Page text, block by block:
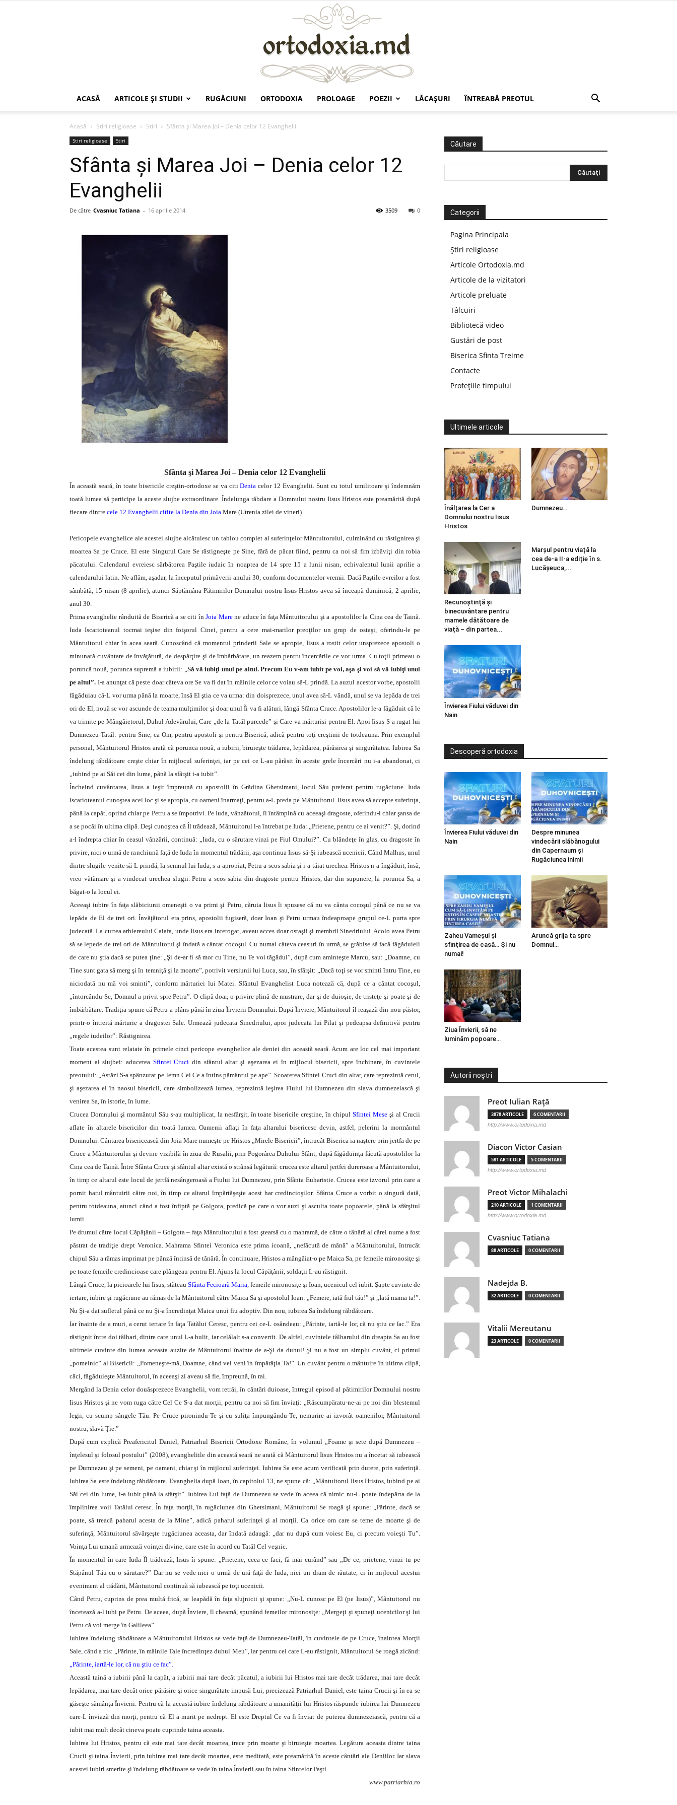
ACASĂ ARTICOLE ŞI STUDII RUGĂCIUNI ORTODOXIA PROLOAGE POEZII LĂCAŞURI ÎNTREABĂ PREOTUL
Acasă Stiri religioase Stiri Sfânta şi Marea Joi – Denia celor 12 Evanghelii
Stiri religioase Stiri
Sfânta şi Marea Joi – Denia celor 12
Evanghelii
De către Cvasniuc Tatiana - 16 aprilie 2014 0
3509
Sfânta şi Marea Joi – Denia celor 12 Evanghelii
În această seară, în toate bisericile creştin-ortodoxe se va citiDeniacelor 12 Evanghelii. Sunt cu totul umilitoare şi îndemnăm
toată lumea să participe la aceste slujbe extraordinare. Îndelunga răbdare a Domnului nostru Iisus Hristos este preamărită după
fiecare dintre cele 12 Evanghelii citite la Denia din Joia Mare (Utrenia zilei de vineri).
Pericopele evanghelice ale acestei slujbe alcătuiesc un tablou complet al suferinţelor Mântuitorului, culminând cu răstignirea şi
moartea Sa pe Cruce. El este Singurul Care Se răstigneşte pe Sine, fără de păcat fiind, pentru ca noi să fim izbăviţi din robia
păcatului. Calendarul evreiesc sărbătorea Paştile iudaic în noaptea de 14 spre 15 a lunii nisan, echivalentul lunii aprilie a
calendarului latin. Ne aflăm, aşadar, la începutul primăverii anului 30, conform documentelor vremii. Dacă Paştile evreilor a fost
sâmbătă, 15 nisan (8 aprilie), atunci Săptămâna Pătimirilor Domnului nostru Iisus Hristos avea să înceapă duminică, 2 aprilie,
anul 30.
Prima evanghelie rânduită de Biserică a se citi înJoia Marene aduce în faţa Mântuitorului şi a apostolilor la Cina cea de Taină.
Iuda Iscarioteanul tocmai ieşise din foişorul Cinei, pentru a cere mai-marilor preoţilor un grup de ostaşi, oferindu-le pe
Mântuitorul chiar în acea seară. Cunoscând că momentul prinderii Sale se apropie, Iisus a rostit celor unsprezece apostoli o
minunată cuvântare de învăţătură, de despărţire şi de îmbărbătare, un reazem pentru încercările ce vor urma. Cu toţii primeau o
poruncă nouă, porunca supremă a iubirii: „Să vă iubiţi unul pe altul. Precum Eu v-am iubit pe voi, aşa şi voi să vă iubiţi unul
pe altul”. I-a anunţat că peste doar câteva ore Se va fi dat în mâinile celor ce voiau să-L prindă. La auzul acestor vorbe, apostolii
făgăduiau că-L vor urma până la moarte, însă El ştia ce va urma: din doisprezece, unul avea să-L vândă, unul se va lepăda de trei
ori de El, nouă se vor ascunde de teama mulţimilor şi doar unul Îi va fi alături, lângă Sfânta Cruce. Apostolilor le-a făgăduit că le
va trimite pe Mângâietorul, Duhul Adevărului, Care „de la Tatăl purcede” şi Care va mărturisi pentru El. Apoi Iisus S-a rugat lui
Dumnezeu-Tatăl: pentru Sine, ca Om, pentru apostoli şi pentru Biserică, adică pentru toţi creştinii de totdeauna. Prin exemplul
personal, Mântuitorul Hristos arată că porunca nouă, a iubirii, biruieşte trădarea, lepădarea, părăsirea şi singurătatea. Iubirea Sa
îndelung răbdătoare creşte chiar în mijlocul suferinţei, iar pe cei ce L-au părăsit în aceste grele încercări nu i-a abandonat, ci
„iubind pe ai Săi cei din lume, până la sfârşit i-a iubit”.
Încheind cuvântarea, Iisus a ieşit împreună cu apostolii în Grădina Ghetsimani, locul Său preferat pentru rugăciune. Iuda
Iscarioteanul cunoştea acel loc şi se apropia, cu oameni înarmaţi, pentru a-L preda pe Mântuitorul. Iisus avea să accepte suferinţa,
până la capăt, oprind chiar pe Petru a se împotrivi. Pe Iuda, vânzătorul, îl întâmpină cu aceeaşi dragoste, oferindu-i chiar şansa de
a se pocăi în ultima clipă. Deşi cunoştea că Îl trădează, Mântuitorul l-a întrebat pe Iuda: „Prietene, pentru ce ai venit?”. Şi, dorind
a-l îndrepta chiar în ceasul vânzării, continuă: „Iuda, cu o sărutare vinzi pe Fiul Omului?”. Cu blândeţe în glas, cu dragoste în
privire, nici o urmă de ranchiună faţă de Iuda în momentul trădării, aşa continua Iisus să-Şi iubească ucenicii. Când Malhus, unul
dintre slugile venite să-L prindă, la semnul lui Iuda, s-a apropiat, Petru a scos sabia şi i-a tăiat urechea. Hristos n-a îngăduit, însă,
vreo vătămare şi a vindecat urechea slugii. Petru a scos sabia din dragoste pentru Hristos, dar din supunere, la porunca Sa, a
băgat-o la locul ei.
Aceeaşi iubire în faţa slăbiciunii omeneşti o va primi şi Petru, căruia Iisus îi spusese că nu va cânta cocoşul până ce nu se va
lepăda de El de trei ori. Învăţătorul era prins, apostolii fugiseră, doar Ioan şi Petru urmau îndeaproape grupul ce-L purta spre
judecată. La curtea arhiereului Caiafa, unde Iisus era interogat, aveau acces doar ostaşii şi membrii Sinedriului. Acolo avea Petru
să se lepede de trei ori de Mântuitorul şi îndată a cântat cocoşul. Cu numai câteva ceasuri în urmă, se grăbise să facă făgăduieli
de care nu ştia dacă se putea ţine: „Şi de-ar fi să mor cu Tine, nu Te voi tăgădui”, după cum aminteşte Marcu, sau: „Doamne, cu
Tine sunt gata să merg şi în temniţă şi la moarte”, potrivit versiunii lui Luca, sau, în sfârşit: „Dacă toţi se vor sminti întru Tine, eu
niciodată nu mă voi sminti”, conform mărturiei lui Matei. Sfântul Evanghelist Luca notează că, după ce a cântat cocoşul,
„întorcându-Se, Domnul a privit spre Petru”. O clipă doar, o privire plină de mustrare, dar şi de duioşie, de tristeţe şi poate şi de
îmbărbătare. Tradiţia spune că Petru a plâns până în ziua Învierii Domnului. După Înviere, Mântuitorul îl reaşază din nou păstor,
printr-o întreită mărturie a dragostei Sale. Urmează judecata Sinedriului, apoi judecata lui Pilat şi pedeapsa definitivă pentru
„regele iudeilor”: Răstignirea.
Toate acestea sunt relatate în primele cinci pericope evanghelice ale deniei din această seară. Acum are loc cel mai important
moment al slujbei: aducerea Sfintei Cruci din sfântul altar şi aşezarea ei în mijlocul bisericii, spre închinare, în cuvintele
preotului: „Astăzi S-a spânzurat pe lemn Cel Ce a întins pământul pe ape”. Scoaterea Sfintei Cruci din altar, care reprezintă cerul,
şi aşezarea ei în naosul bisericii, care simbolizează lumea, reprezintă ieşirea Fiului lui Dumnezeu din slava dumnezeiască şi
venirea Sa, în istorie, în lume.
Crucea Domnului şi mormântul Său s-au multiplicat, la nesfârşit, în toate bisericile creştine, în chipulSfintei Meseşi al Crucii
aflate în altarele bisericilor din toată lumea. Oamenii aflaţi în faţa altarului bisericesc devin, astfel, pelerini la mormântul
Domnului. Cântarea bisericească din Joia Mare numeşte pe Hristos „Mirele Bisericii”, întrucât Biserica ia naştere prin jertfa de pe
Cruce a Mântuitorului şi devine vizibilă în ziua de Rusalii, prin Pogorârea Duhului Sfânt, după făgăduinţa făcută apostolilor la
Cina cea de Taină. Între Sfânta Cruce şi sfântul altar există o strânsă legătură: crucea este altarul jertfei dureroase a Mântuitorului,
în timp ce altarul este locul de jertfă nesângeroasă a Fiului lui Dumnezeu, prin Sfânta Euharistie. Crucea este izvorul prin care a
pornit harul mântuirii către noi, în timp ce altarul împărtăşeşte acest har credincioşilor. Sfânta Cruce a vorbit o singură dată,
pentru totdeauna, atunci când a fost înfiptă pe Golgota, predică pe care o vor auzi şi asculta toate popoarele, până la sfârşitul
lumii.
Pe drumul către locul Căpăţânii – Golgota – faţa Mântuitorului a fost ştearsă cu o mahramă, de către o tânără al cărei nume a fost
păstrat de tradiţie drept Veronica. Mahrama Sfintei Veronica este prima icoană, „nefăcută de mână” a Mântuitorului, întrucât
chipul Său a rămas imprimat pe pânză întinsă de tânără. În continuare, Hristos a mângâiat-o pe Maica Sa, pe femeile mironosiţe şi
pe toate femeile credincioase care plângeau pentru El. Ajuns la locul Căpăţânii, soldaţii L-au răstignit.
Lângă Cruce, la picioarele lui Iisus, stăteau Sfânta Fecioară Maria, femeile mironosiţe şi Ioan, ucenicul cel iubit. Şapte cuvinte de
iertare, iubire şi rugăciune au rămas de la Mântuitorul către Maica Sa şi apostolul Ioan: „Femeie, iată fiul tău!” şi „Iată mama ta!”.
Nu Şi-a dat sufletul până ce nu Şi-a încredinţat Maica unui fiu adoptiv. Din nou, iubirea Sa îndelung răbdătoare.
Iar înainte de a muri, a cerut iertare în faţa Tatălui Ceresc, pentru cei ce-L osândeau: „Părinte, iartă-le lor, că nu ştiu ce fac.” Era
răstignit între doi tâlhari, dintre care unul L-a hulit, iar celălalt s-a convertit. De altfel, cuvintele tâlharului din dreapta Sa au fost
ultimele cuvinte din lumea aceasta auzite de Mântuitorul înainte de a-Şi da duhul! Şi nu a fost un simplu cuvânt, ci primul
„pomelnic” al Bisericii: „Pomeneşte-mă, Doamne, când vei veni în împărăţia Ta!”. Un cuvânt pentru o mântuire în ultima clipă,
căci, făgăduieşte Mântuitorul, în aceeaşi zi aveau să fie, împreună, în rai.
Mergând la Denia celor douăsprezece Evanghelii, vom retrăi, în cântări duioase, întregul episod al pătimirilor Domnului nostru
Iisus Hristos şi ne vom ruga către Cel Ce S-a dat morţii, pentru ca noi să fim înviaţi: „Răscumpăratu-ne-ai pe noi din blestemul
legii, cu scump sângele Tău. Pe Cruce pironindu-Te şi cu suliţa împungându-Te, nemurire ai izvorât oamenilor, Mântuitorul
nostru, slavă Ţie.”
După cum explică Preafericitul Daniel, Patriarhul Bisericii Ortodoxe Române, în volumul „Foame şi sete după Dumnezeu –
înţelesul şi folosul postului” (2008), evangheliile din această seară ne arată că Mântuitorul Iisus Hristos nu a încetat să iubească
pe Dumnezeu şi pe semeni, pe oameni, chiar şi în mijlocul suferinţei. Iubirea Sa este acum verificată prin durere, prin suferinţă.
Iubirea Sa este îndelung răbdătoare. Evanghelia după Ioan, în capitolul 13, ne spune că: „Mântuitorul Iisus Hristos, iubind pe ai
Săi cei din lume, i-a iubit până la sfârşit”. Iubirea Lui faţă de Dumnezeu se vede în aceea că nimic nu-L poate îndepărta de la
împlinirea voii Tatălui ceresc. În faţa morţii, în rugăciunea din Ghetsimani, Mântuitorul Se roagă şi spune: „Părinte, dacă se
poate, să treacă paharul acesta de la Mine”, adică paharul suferinţei şi al morţii. Ca orice om care se teme de moarte şi de
suferinţă, Mântuitorul săvârşeşte rugăciunea aceasta, dar îndată adaugă: „dar nu după cum voiesc Eu, ci precum voieşti Tu”.
Voinţa Lui umană urmează voinţei divine, care este în acord cu Tatăl Cel veşnic.
În momentul în care Iuda Îl trădează, Iisus îi spune: „Prietene, ceea ce faci, fă mai curând” sau „De ce, prietene, vinzi tu pe
Stăpânul Tău cu o sărutare?” Dar nu se vede nici o urmă de ură faţă de Iuda, nici un dram de răutate, ci în mijlocul acestui
eveniment al trădării, Mântuitorul continuă să iubească pe toţi ucenicii.
Când Petru, cuprins de prea multă frică, se leapădă în faţa slujnicii şi spune: „Nu-L cunosc pe El (pe Iisus)”, Mântuitorul nu
încetează a-l iubi pe Petru. De aceea, după Înviere, îl cheamă, spunând femeilor mironosiţe: „Mergeţi şi spuneţi ucenicilor şi lui
Petru că voi merge în Galileea”.
Iubirea îndelung răbdătoare a Mântuitorului Hristos se vede faţă de Dumnezeu-Tatăl, în cuvintele de pe Cruce, înaintea Morţii
Sale, când a zis: „Părinte, în mâinile Tale încredinţez duhul Meu”, iar pentru cei care L-au răstignit, Mântuitorul Se roagă zicând:
„Părinte, iartă-le lor, că nu ştiu ce fac”.
Această taină a iubirii până la capăt, a iubirii mai tare decât păcatul, a iubirii lui Hristos mai tare decât trădarea, mai tare decât
lepădarea, mai tare decât orice părăsire şi orice singurătate impusă Lui, precizează Patriarhul Daniel, este taina Crucii şi în ea se
găseşte sămânţa Învierii. Pentru că la această iubire îndelung răbdătoare a umanităţii lui Hristos răspunde iubirea lui Dumnezeu
care-L înviază din morţi, pentru că El a murit pe nedrept. El este Dreptul Ce va fi înviat de puterea dumnezeiască, pentru că a
iubit mai mult decât cineva poate cuprinde taina aceasta.
Iubirea lui Hristos, pentru că este mai tare decât moartea, trece prin moarte şi biruieşte moartea. Legătura aceasta dintre taina
Crucii şi taina Învierii, prin iubirea mai tare decât moartea, este meditată, este preamărită în aceste cântări ale Deniilor. Iar slava
acestei iubiri smerite şi îndelung răbdătoare se vede în taina Învierii sau în taina Sfintelor Paşti.
www.patriarhia.ro
Căutare
Categorii
Pagina Principala
Știri religioase
Articole Ortodoxia.md
Articole de la vizitatori
Articole preluate
Tâlcuiri
Bibliotecă video
Gustări de post
Biserica Sfinta Treime
Contacte
Profețiile timpului
Ultimele articole
Înălțarea la Cer a
Domnului nostru Iisus
Hristos
Dumnezeu…
Recunoștință și
binecuvântare pentru
mamele dătătoare de
viață – din partea...
Marșul pentru viață la
cea de-a II-a ediție în s.
Lucășeuca,...
Învierea Fiului văduvei din
Nain
Descoperă ortodoxia
Învierea Fiului văduvei din
Nain
Despre minunea
vindecării slăbănogului
din Capernaum și
Rugăciunea inimii
Zaheu Vameșul și
sfințirea de casă… Și nu
numai!
Aruncă grija ta spre
Domnul…
Ziua Învierii, să ne
luminăm popoare…
Autorii noștri
Preot Iulian Raţă
3878 ARTICOLE 6 COMENTARII
http://www.ortodoxia.md
Diacon Victor Casian
581 ARTICOLE 5 COMENTARII
http://www.ortodoxia.md
Preot Victor Mihalachi
210 ARTICOLE 1 COMENTARII
http://www.ortodoxia.md
Cvasniuc Tatiana
88 ARTICOLE 0 COMENTARII
Nadejda B.
32 ARTICOLE 0 COMENTARII
Vitalii Mereutanu
23 ARTICOLE 0 COMENTARII